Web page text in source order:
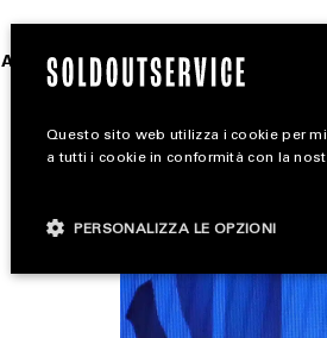
ACCESSORIES
SEARCH
Questo sito web utilizza i cookie per
a tutti i cookie in conformità con la
PERSONALIZZA LE OPZIONI